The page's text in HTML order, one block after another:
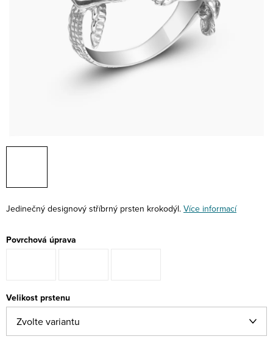
Jedinečný designový stříbrný prsten krokodýl. Více informací
Povrchová úprava
Velikost prstenu